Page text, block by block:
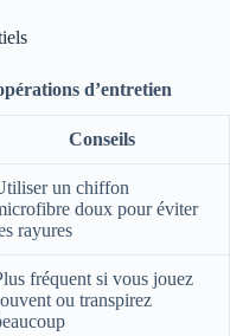
d’entretien
Conseils
un chiffon
doux pour éviter
rayures
fréquent si vous jouez
ou transpirez